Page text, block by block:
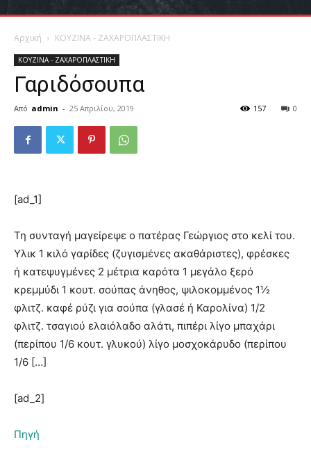
Αρχική ΚΟΥΖΙΝΑ - ΖΑΧΑΡΟΠΛΑΣΤΙΚΗ
ΚΟΥΖΙΝΑ - ΖΑΧΑΡΟΠΛΑΣΤΙΚΗ
Γαριδόσουπα
Από admin - 25 Απριλίου, 2019 0
157
[ad_1]
Τη συνταγή μαγείρεψε ο πατέρας Γεώργιος στο κελί του.
Υλικ 1 κιλό γαρίδες (ζυγισμένες ακαθάριστες), φρέσκες
ή κατεψυγμένες 2 μέτρια καρότα 1 μεγάλο ξερό
κρεμμύδι 1 κουτ. σούπας άνηθος, ψιλοκομμένος 1½
φλιτζ. καφέ ρύζι για σούπα (γλασέ ή Καρολίνα) 1/2
φλιτζ. τσαγιού ελαιόλαδο αλάτι, πιπέρι λίγο μπαχάρι
(περίπου 1/6 κουτ. γλυκού) λίγο μοσχοκάρυδο (περίπου
1/6 […]
[ad_2]
Πηγή